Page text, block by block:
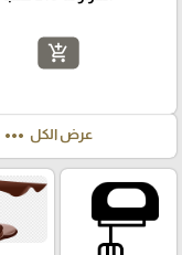
add_shopping_cart
عرض الكل more_horiz